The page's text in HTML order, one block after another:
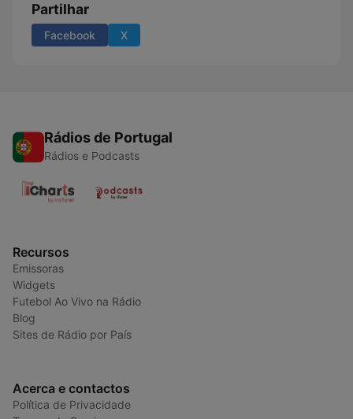
Partilhar
Facebook X
Rádios de Portugal
Rádios e Podcasts
Recursos
Emissoras
Widgets
Futebol Ao Vivo na Rádio
Blog
Sites de Rádio por País
Acerca e contactos
Política de Privacidade